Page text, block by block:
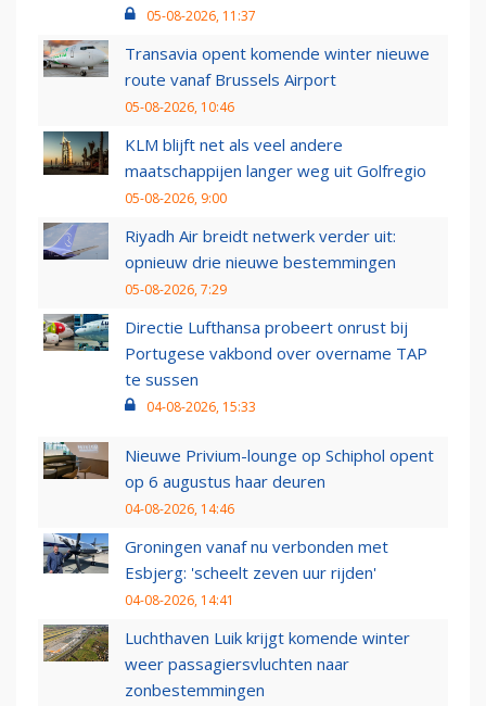
05-08-2026, 11:37
Transavia opent komende winter nieuwe
route vanaf Brussels Airport
05-08-2026, 10:46
KLM blijft net als veel andere
maatschappijen langer weg uit Golfregio
05-08-2026, 9:00
Riyadh Air breidt netwerk verder uit:
opnieuw drie nieuwe bestemmingen
05-08-2026, 7:29
Directie Lufthansa probeert onrust bij
Portugese vakbond over overname TAP
te sussen
04-08-2026, 15:33
Nieuwe Privium-lounge op Schiphol opent
op 6 augustus haar deuren
04-08-2026, 14:46
Groningen vanaf nu verbonden met
Esbjerg: 'scheelt zeven uur rijden'
04-08-2026, 14:41
Luchthaven Luik krijgt komende winter
weer passagiersvluchten naar
zonbestemmingen